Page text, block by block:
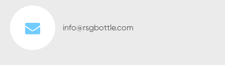
info@rsgbottle.com